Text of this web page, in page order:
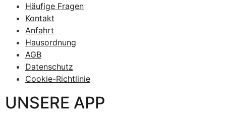
Häufige Fragen
Kontakt
Anfahrt
Hausordnung
AGB
Datenschutz
Cookie-Richtlinie
UNSERE APP